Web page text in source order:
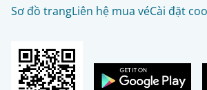
Sơ đồ trangLiên hệ mua véCài đặt